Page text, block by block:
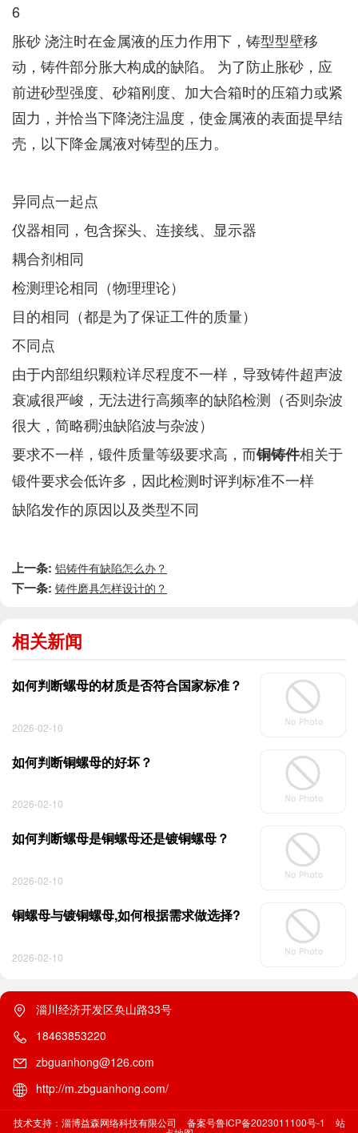
6
胀砂 浇注时在金属液的压力作用下，铸型型壁移
动，铸件部分胀大构成的缺陷。 为了防止胀砂，应
前进砂型强度、砂箱刚度、加大合箱时的压箱力或紧
固力，并恰当下降浇注温度，使金属液的表面提早结
壳，以下降金属液对铸型的压力。
异同点一起点
仪器相同，包含探头、连接线、显示器
耦合剂相同
检测理论相同（物理理论）
目的相同（都是为了保证工件的质量）
不同点
由于内部组织颗粒详尽程度不一样，导致铸件超声波
衰减很严峻，无法进行高频率的缺陷检测（否则杂波
很大，简略稠浊缺陷波与杂波）
要求不一样，锻件质量等级要求高，而铜铸件相关于
锻件要求会低许多，因此检测时评判标准不一样
缺陷发作的原因以及类型不同
上一条: 铝铸件有缺陷怎么办？
下一条: 铸件磨具怎样设计的？
相关新闻
如何判断螺母的材质是否符合国家标准？
2026-02-10
如何判断铜螺母的好坏？
2026-02-10
如何判断螺母是铜螺母还是镀铜螺母？
2026-02-10
铜螺母与镀铜螺母,如何根据需求做选择?
2026-02-10
淄川经济开发区奂山路33号
18463853220
zbguanhong@126.com
http://m.zbguanhong.com/
技术支持：淄博益森网络科技有限公司 备案号鲁ICP备2023011100号-1 站